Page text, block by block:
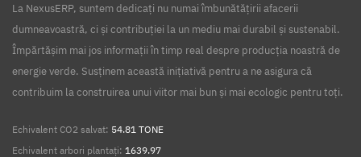
La NexusERP, suntem dedicați nu numai îmbunătățirii afacerii
dumneavoastră, ci și contribuției la un mediu mai durabil și sustenabil.
Împărtășim mai jos informații în timp real despre producția noastră de
energie verde. Susținem această inițiativă pentru a ne asigura că
contribuim la construirea unui viitor mai bun și mai ecologic pentru toți.
Echivalent CO2 salvat: 54.81 TONE
Echivalent arbori plantați: 1639.97